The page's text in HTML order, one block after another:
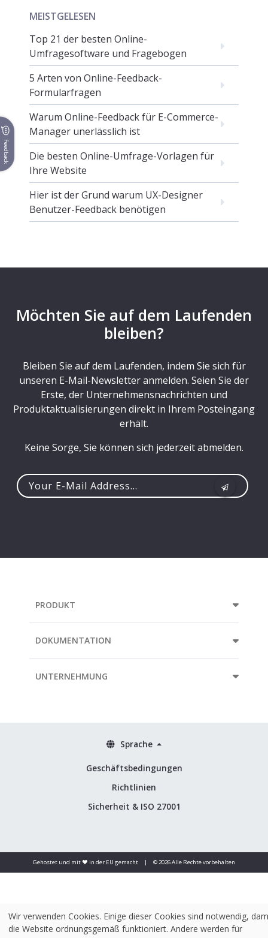
MEISTGELESEN
Top 21 der besten Online-
Umfragesoftware und Fragebogen
5 Arten von Online-Feedback-
Formularfragen
Warum Online-Feedback für E-Commerce-
Manager unerlässlich ist
Die besten Online-Umfrage-Vorlagen für
Ihre Website
Hier ist der Grund warum UX-Designer
Benutzer-Feedback benötigen
Möchten Sie auf dem Laufenden
bleiben?
Bleiben Sie auf dem Laufenden, indem Sie sich für
unseren E-Mail-Newsletter anmelden. Seien Sie der
Erste, der Unternehmensnachrichten und
Produktaktualisierungen direkt in Ihrem Posteingang
erhält.
Keine Sorge, Sie können sich jederzeit abmelden.
PRODUKT
DOKUMENTATION
UNTERNEHMUNG
Geschäftsbedingungen
Richtlinien
Sicherheit & ISO 27001
Sprache
Gehostet und mit ❤️ in der EU gemacht | © 2026 Alle Rechte vorbehalten
Wir verwenden Cookies. Einige dieser Cookies sind notwendig,
die Website ordnungsgemäß funktioniert. Andere werden für
Feedback